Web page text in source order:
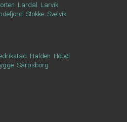
Lardal
Larvik
Stokke Svelvik
Halden Hobøl
Sarpsborg